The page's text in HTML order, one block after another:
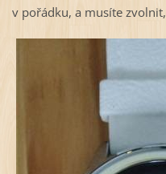
v pořádku, a musíte